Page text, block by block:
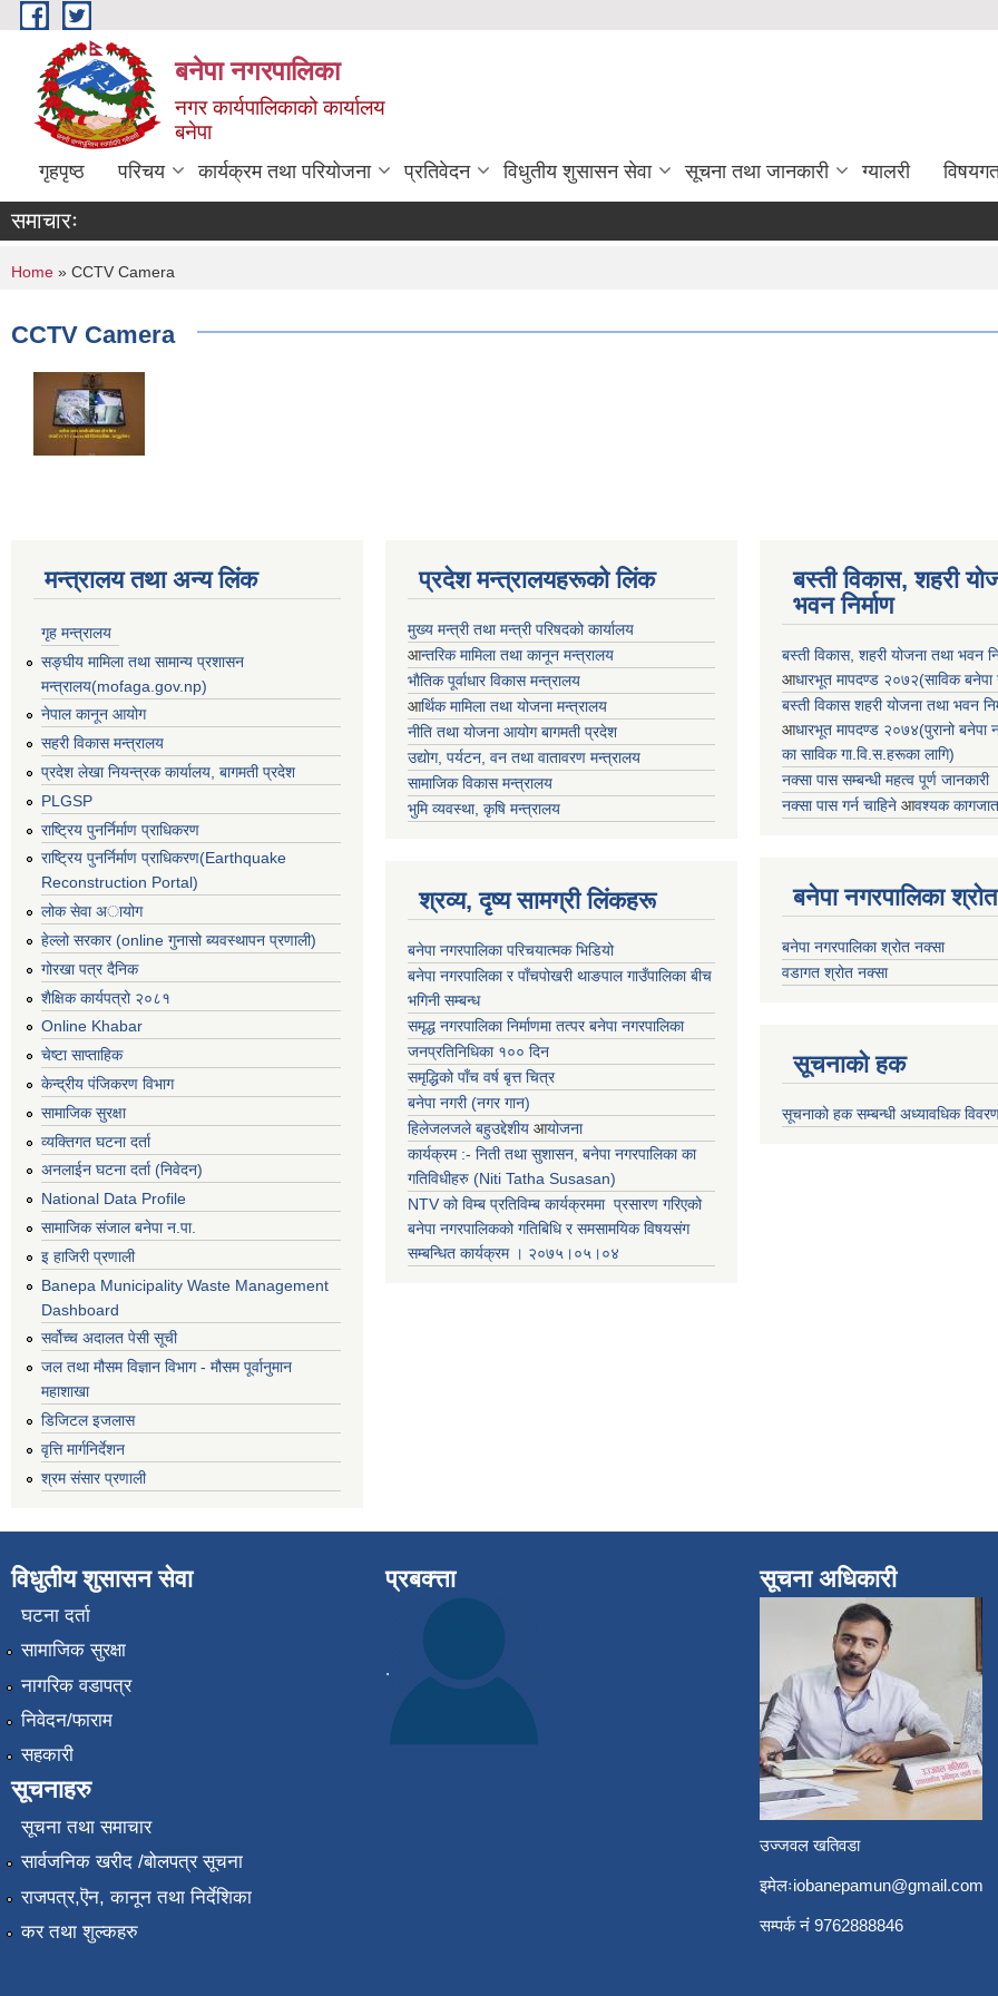
Skip to main content
बनेपा नगरपालिका
नगर कार्यपालिकाको कार्यालय
बनेपा
गृहपृष्ठ परिचय कार्यक्रम तथा परियोजना प्रतिवेदन विधुतीय शुसासन सेवा सूचना तथा जानकारी ग्यालरी
समाचारः
You are here
Home » CCTV Camera
CCTV Camera
मन्त्रालय तथा अन्य लिंक
गृह मन्त्रालय
सङ्घीय मामिला तथा सामान्य प्रशासन
मन्त्रालय(mofaga.gov.np)
नेपाल कानून आयोग
सहरी विकास मन्त्रालय
प्रदेश लेखा नियन्त्रक कार्यालय, बागमती प्रदेश
PLGSP
राष्ट्रिय पुनर्निर्माण प्राधिकरण
राष्ट्रिय पुनर्निर्माण प्राधिकरण(Earthquake
Reconstruction Portal)
लोक सेवा अायोग
हेल्लो सरकार (online गुनासो ब्यवस्थापन प्रणाली)
गोरखा पत्र दैनिक
शैक्षिक कार्यपत्रो २०८१
Online Khabar
चेष्टा साप्ताहिक
केन्द्रीय पंजिकरण विभाग
सामाजिक सुरक्षा
व्यक्तिगत घटना दर्ता
अनलाईन घटना दर्ता (निवेदन)
National Data Profile
सामाजिक संजाल बनेपा न.पा.
इ हाजिरी प्रणाली
Banepa Municipality Waste Management
Dashboard
सर्वोच्च अदालत पेसी सूची
जल तथा मौसम विज्ञान विभाग - मौसम पूर्वानुमान
महाशाखा
डिजिटल इजलास
वृत्ति मार्गनिर्देशन
श्रम संसार प्रणाली
प्रदेश मन्त्रालयहरूको लिंक
मुख्य मन्त्री तथा मन्त्री परिषदको कार्यालय
आन्तरिक मामिला तथा कानून मन्त्रालय
भाैतिक पूर्वाधार विकास मन्त्रालय
आर्थिक मामिला तथा योजना मन्त्रालय
नीति तथा योजना आयोग बागमती प्रदेश
उद्योग, पर्यटन, वन तथा वातावरण मन्त्रालय
सामाजिक विकास मन्त्रालय
भुमि व्यवस्था, कृषि मन्त्रालय
श्रव्य, दृष्य सामग्री लिंकहरू
बनेपा नगरपालिका परिचयात्मक भिडियो
बनेपा नगरपालिका र पाँचपोखरी थाङपाल गाउँपालिका बीच
भगिनी सम्बन्ध
समृद्ध नगरपालिका निर्माणमा तत्पर बनेपा नगरपालिका
जनप्रतिनिधिका १०० दिन
समृद्धिको पाँच वर्ष बृत्त चित्र
बनेपा नगरी (नगर गान)
हिलेजलजले बहुउद्देशीय आयोजना
कार्यक्रम :- निती तथा सुशासन, बनेपा नगरपालिका का
गतिविधीहरु (Niti Tatha Susasan)
NTV को विम्ब प्रतिविम्ब कार्यक्रममा प्रसारण गरिएको
बनेपा नगरपालिकको गतिबिधि र समसामयिक विषयसंग
सम्बन्धित कार्यक्रम । २०७५।०५।०४
बस्ती विकास, शहरी
भवन निर्माण
बस्ती विकास, शहरी योजना तथा भवन
आधारभूत मापदण्ड २०७२(साविक बनेपा
बस्ती विकास शहरी योजना तथा भवन
आधारभूत मापदण्ड २०७४(पुरानो बनेपा
का साविक गा.वि.स.हरूका लागि)
नक्सा पास सम्बन्धी महत्व पूर्ण जानकारी
नक्सा पास गर्न चाहिने आवश्यक
बनेपा नगरपालिका
बनेपा नगरपालिका श्रोत नक्सा
वडागत श्रोत नक्सा
सूचनाको हक
सूचनाको हक सम्बन्धी अध्यावधिक
विधुतीय शुसासन सेवा
घटना दर्ता
सामाजिक सुरक्षा
नागरिक वडापत्र
निवेदन/फाराम
सहकारी
सूचनाहरु
सूचना तथा समाचार
सार्वजनिक खरीद /बोलपत्र सूचना
राजपत्र,ऎन, कानून तथा निर्देशिका
कर तथा शुल्कहरु
प्रबक्त्ता
.
सूचना अधिकारी
उज्जवल खतिवडा
इमेलःiobanepamun@gmail.com
सम्पर्क नंं 9762888846